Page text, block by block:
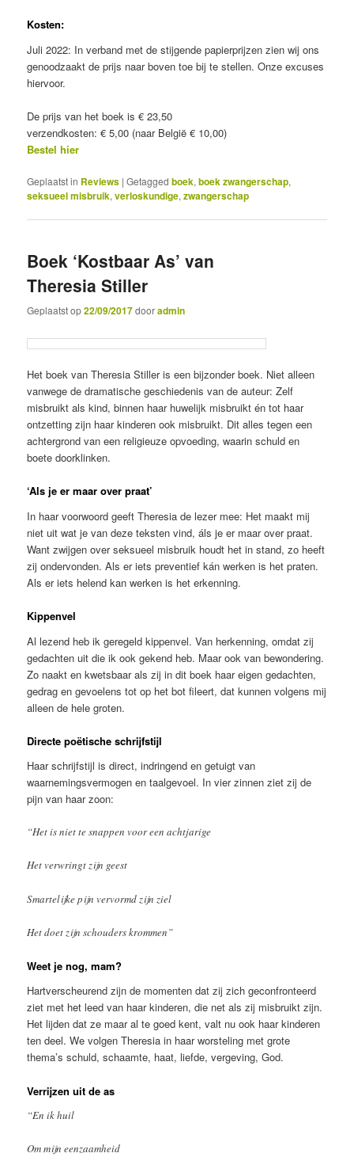
Kosten:
Juli 2022: In verband met de stijgende papierprijzen zien wij ons
genoodzaakt de prijs naar boven toe bij te stellen. Onze excuses
hiervoor.
De prijs van het boek is € 23,50
verzendkosten: € 5,00 (naar België € 10,00)
Bestel hier
Geplaatst in Reviews |Getagged boek,boek zwangerschap,
seksueel misbruik,verloskundige,zwangerschap
Boek ‘Kostbaar As’ van
Theresia Stiller
Geplaatst op22/09/2017dooradmin
Het boek van Theresia Stiller is een bijzonder boek. Niet alleen
vanwege de dramatische geschiedenis van de auteur: Zelf
misbruikt als kind, binnen haar huwelijk misbruikt én tot haar
ontzetting zijn haar kinderen ook misbruikt. Dit alles tegen een
achtergrond van een religieuze opvoeding, waarin schuld en
boete doorklinken.
‘Als je er maar over praat’
In haar voorwoord geeft Theresia de lezer mee: Het maakt mij
niet uit wat je van deze teksten vind, áls je er maar over praat.
Want zwijgen over seksueel misbruik houdt het in stand, zo heeft
zij ondervonden. Als er iets preventief kán werken is het praten.
Als er iets helend kan werken is het erkenning.
Kippenvel
Al lezend heb ik geregeld kippenvel. Van herkenning, omdat zij
gedachten uit die ik ook gekend heb. Maar ook van bewondering.
Zo naakt en kwetsbaar als zij in dit boek haar eigen gedachten,
gedrag en gevoelens tot op het bot fileert, dat kunnen volgens mij
alleen de hele groten.
Directe poëtische schrijfstijl
Haar schrijfstijl is direct, indringend en getuigt van
waarnemingsvermogen en taalgevoel. In vier zinnen ziet zij de
pijn van haar zoon:
“Het is niet te snappen voor een achtjarige
Het verwringt zijn geest
Smartelijke pijn vervormd zijn ziel
Het doet zijn schouders krommen”
Weet je nog, mam?
Hartverscheurend zijn de momenten dat zij zich geconfronteerd
ziet met het leed van haar kinderen, die net als zij misbruikt zijn.
Het lijden dat ze maar al te goed kent, valt nu ook haar kinderen
ten deel. We volgen Theresia in haar worsteling met grote
thema’s schuld, schaamte, haat, liefde, vergeving, God.
Verrijzen uit de as
“En ik huil
Om mijn eenzaamheid